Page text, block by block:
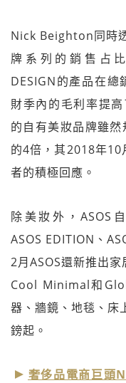
Nick Beighton同時
牌系列的銷售占
DESIGN的產品在
財季內的毛利率提
的自有美妝品牌雖
的4倍，其2018年
者的積極回應。
除美妝外，ASOS
ASOS EDITION、
2月ASOS還新推出
Cool Minimal和
器、牆鏡、地毯、床
鎊起。
奢侈品電商巨頭